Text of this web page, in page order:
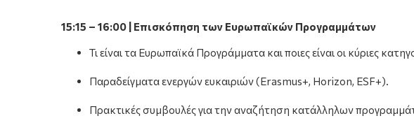
15:15 – 16:00 | Επισκόπηση των Ευρωπαϊκών Προγραμμάτων
Τι είναι τα Ευρωπαϊκά Προγράμματα και ποιες είναι οι κύριες
Παραδείγματα ενεργών ευκαιριών (Erasmus+, Horizon, ESF+).
Πρακτικές συμβουλές για την αναζήτηση κατάλληλων